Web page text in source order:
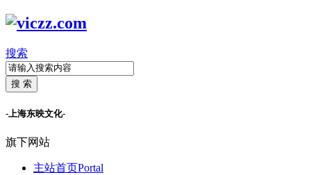
搜索
搜 索
-上海东映文化-
旗下网站
主站首页Portal